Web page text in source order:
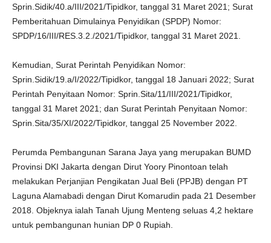
Sprin.Sidik/40.a/III/2021/Tipidkor, tanggal 31 Maret 2021; Surat
Pemberitahuan Dimulainya Penyidikan (SPDP) Nomor:
SPDP/16/III/RES.3.2./2021/Tipidkor, tanggal 31 Maret 2021.
Kemudian, Surat Perintah Penyidikan Nomor:
Sprin.Sidik/19.a/I/2022/Tipidkor, tanggal 18 Januari 2022; Surat
Perintah Penyitaan Nomor: Sprin.Sita/11/III/2021/Tipidkor,
tanggal 31 Maret 2021; dan Surat Perintah Penyitaan Nomor:
Sprin.Sita/35/XI/2022/Tipidkor, tanggal 25 November 2022.
Perumda Pembangunan Sarana Jaya yang merupakan BUMD
Provinsi DKI Jakarta dengan Dirut Yoory Pinontoan telah
melakukan Perjanjian Pengikatan Jual Beli (PPJB) dengan PT
Laguna Alamabadi dengan Dirut Komarudin pada 21 Desember
2018. Objeknya ialah Tanah Ujung Menteng seluas 4,2 hektare
untuk pembangunan hunian DP 0 Rupiah.